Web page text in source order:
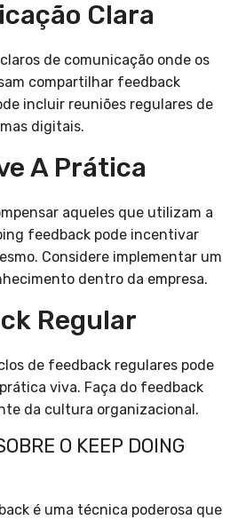
Clara
de comunicação onde os
compartilhar feedback
incluir reuniões regulares de
digitais.
A Prática
aqueles que utilizam a
feedback pode incentivar
Considere implementar um
dentro da empresa.
Regular
de feedback regulares pode
viva. Faça do feedback
da cultura organizacional.
O KEEP DOING
é uma técnica poderosa que